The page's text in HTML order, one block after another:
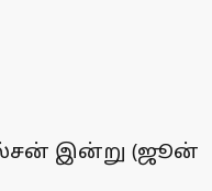
இன்று (ஜூன்